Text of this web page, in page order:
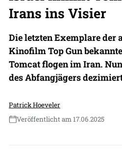
Irans ins Visier
Die letzten Exemplare der
Kinofilm Top Gun
Tomcat flogen im Iran.
des Abfangjägers
Patrick Hoeveler
Veröffentlicht am 17.06.2025